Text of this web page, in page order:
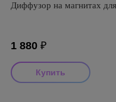
Диффузор на магнитах
1 880 ₽